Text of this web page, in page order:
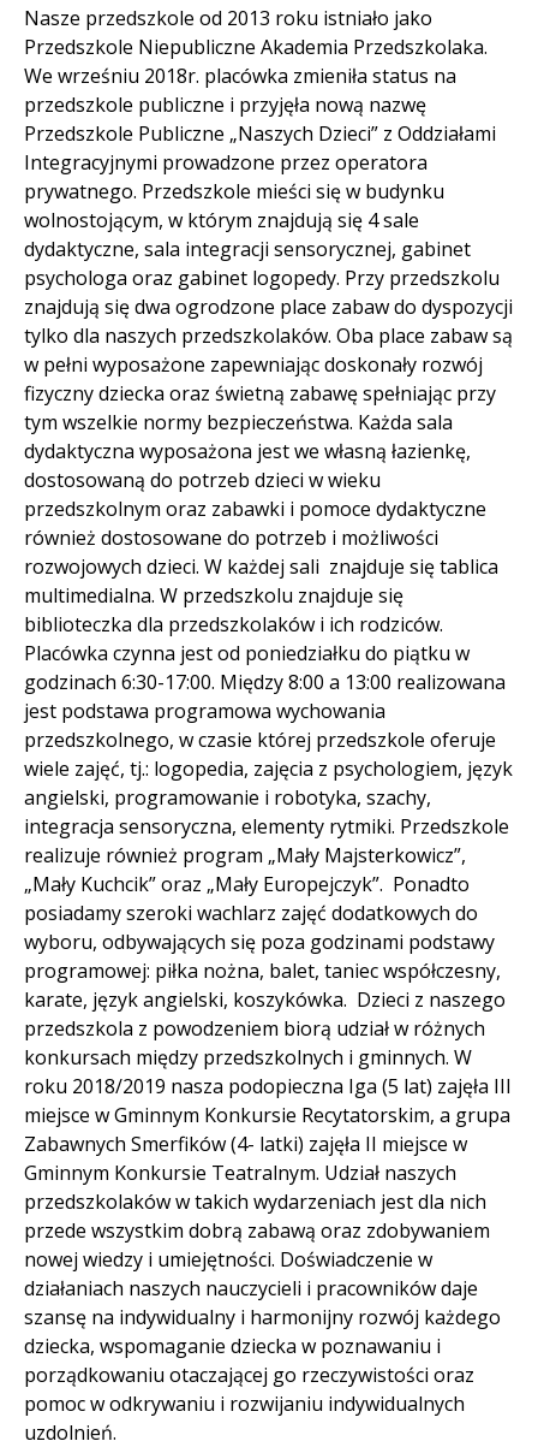
Treść
Nasze przedszkole od 2013 roku istniało jako
Przedszkole Niepubliczne Akademia Przedszkolaka.
We wrześniu 2018r. placówka zmieniła status na
przedszkole publiczne i przyjęła nową nazwę
Przedszkole Publiczne „Naszych Dzieci” z Oddziałami
Integracyjnymi prowadzone przez operatora
prywatnego. Przedszkole mieści się w budynku
wolnostojącym, w którym znajdują się 4 sale
dydaktyczne, sala integracji sensorycznej, gabinet
psychologa oraz gabinet logopedy. Przy przedszkolu
znajdują się dwa ogrodzone place zabaw do dyspozycji
tylko dla naszych przedszkolaków. Oba place zabaw są
w pełni wyposażone zapewniając doskonały rozwój
fizyczny dziecka oraz świetną zabawę spełniając przy
tym wszelkie normy bezpieczeństwa. Każda sala
dydaktyczna wyposażona jest we własną łazienkę,
dostosowaną do potrzeb dzieci w wieku
przedszkolnym oraz zabawki i pomoce dydaktyczne
również dostosowane do potrzeb i możliwości
rozwojowych dzieci. W każdej sali znajduje się tablica
multimedialna. W przedszkolu znajduje się
biblioteczka dla przedszkolaków i ich rodziców.
Placówka czynna jest od poniedziałku do piątku w
godzinach 6:30-17:00. Między 8:00 a 13:00 realizowana
jest podstawa programowa wychowania
przedszkolnego, w czasie której przedszkole oferuje
wiele zajęć, tj.: logopedia, zajęcia z psychologiem, język
angielski, programowanie i robotyka, szachy,
integracja sensoryczna, elementy rytmiki. Przedszkole
realizuje również program „Mały Majsterkowicz”,
„Mały Kuchcik” oraz „Mały Europejczyk”. Ponadto
posiadamy szeroki wachlarz zajęć dodatkowych do
wyboru, odbywających się poza godzinami podstawy
programowej: piłka nożna, balet, taniec współczesny,
karate, język angielski, koszykówka. Dzieci z naszego
przedszkola z powodzeniem biorą udział w różnych
konkursach między przedszkolnych i gminnych. W
roku 2018/2019 nasza podopieczna Iga (5 lat) zajęła III
miejsce w Gminnym Konkursie Recytatorskim, a grupa
Zabawnych Smerfików (4- latki) zajęła II miejsce w
Gminnym Konkursie Teatralnym. Udział naszych
przedszkolaków w takich wydarzeniach jest dla nich
przede wszystkim dobrą zabawą oraz zdobywaniem
nowej wiedzy i umiejętności. Doświadczenie w
działaniach naszych nauczycieli i pracowników daje
szansę na indywidualny i harmonijny rozwój każdego
dziecka, wspomaganie dziecka w poznawaniu i
porządkowaniu otaczającej go rzeczywistości oraz
pomoc w odkrywaniu i rozwijaniu indywidualnych
uzdolnień.